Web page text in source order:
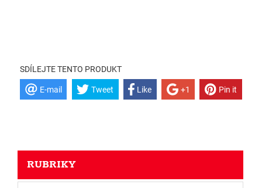
SDÍLEJTE TENTO PRODUKT
E-mail Tweet Like +1 Pin it
RUBRIKY